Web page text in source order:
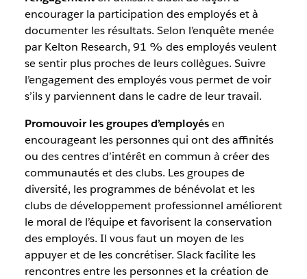
encourager la participation des employés et à
documenter les résultats. Selon l’enquête menée
par Kelton Research, 91 % des employés veulent
se sentir plus proches de leurs collègues. Suivre
l’engagement des employés vous permet de voir
s’ils y parviennent dans le cadre de leur travail.
Promouvoir les groupes d’employésen
encourageant les personnes qui ont des affinités
ou des centres d’intérêt en commun à créer des
communautés et des clubs. Les groupes de
diversité, les programmes de bénévolat et les
clubs de développement professionnel améliorent
le moral de l’équipe et favorisent la conservation
des employés. Il vous faut un moyen de les
appuyer et de les concrétiser. Slack facilite les
rencontres entre les personnes et la création de